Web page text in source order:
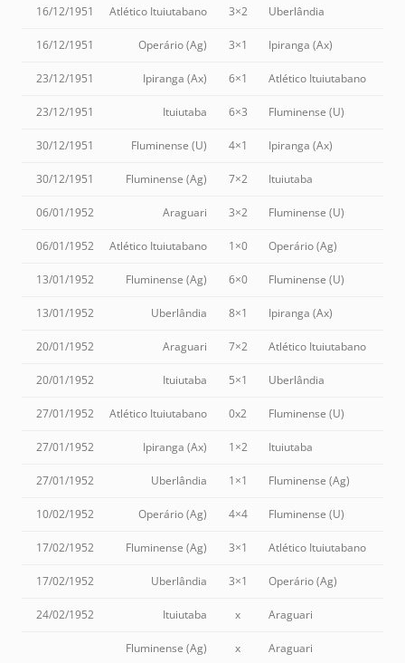
16/12/1951 Atlético Ituiutabano 3×2 Uberlândia
16/12/1951 Operário (Ag) 3×1 Ipiranga (Ax)
23/12/1951 Ipiranga (Ax) 6×1 Atlético Ituiutabano
23/12/1951 Ituiutaba 6×3 Fluminense (U)
30/12/1951 Fluminense (U) 4×1 Ipiranga (Ax)
30/12/1951 Fluminense (Ag) 7×2 Ituiutaba
06/01/1952 Araguari 3×2 Fluminense (U)
06/01/1952 Atlético Ituiutabano 1×0 Operário (Ag)
13/01/1952 Fluminense (Ag) 6×0 Fluminense (U)
13/01/1952 Uberlândia 8×1 Ipiranga (Ax)
20/01/1952 Araguari 7×2 Atlético Ituiutabano
20/01/1952 Ituiutaba 5×1 Uberlândia
27/01/1952 Atlético Ituiutabano 0x2 Fluminense (U)
27/01/1952 Ipiranga (Ax) 1×2 Ituiutaba
27/01/1952 Uberlândia 1×1 Fluminense (Ag)
10/02/1952 Operário (Ag) 4×4 Fluminense (U)
17/02/1952 Fluminense (Ag) 3×1 Atlético Ituiutabano
17/02/1952 Uberlândia 3×1 Operário (Ag)
24/02/1952 Ituiutaba x Araguari
Fluminense (Ag) x Araguari